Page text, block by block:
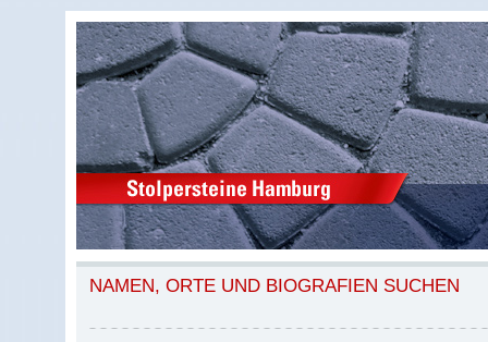
NAMEN, ORTE UND BIOGRAFIEN SUCHEN